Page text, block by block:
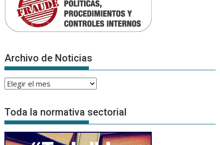
Archivo de Noticias
Archivo
Noticias
Toda la normativa sectorial